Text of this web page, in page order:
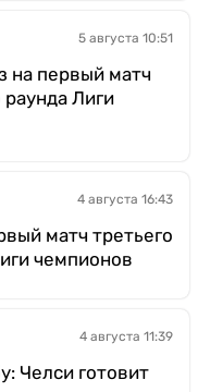
5 августа 10:51
на первый матч
Лиги
4 августа 16:43
матч третьего
чемпионов
4 августа 11:39
Челси готовит